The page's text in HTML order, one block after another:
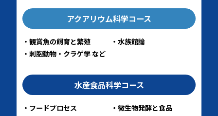
アクアリウム科学コース
観賞魚の飼育と繁殖
水族館論
刺胞動物・クラゲ学 など
水産食品科学コース
フードプロセス
微生物発酵と食品